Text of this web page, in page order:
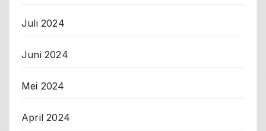
Juli 2024
Juni 2024
Mei 2024
April 2024